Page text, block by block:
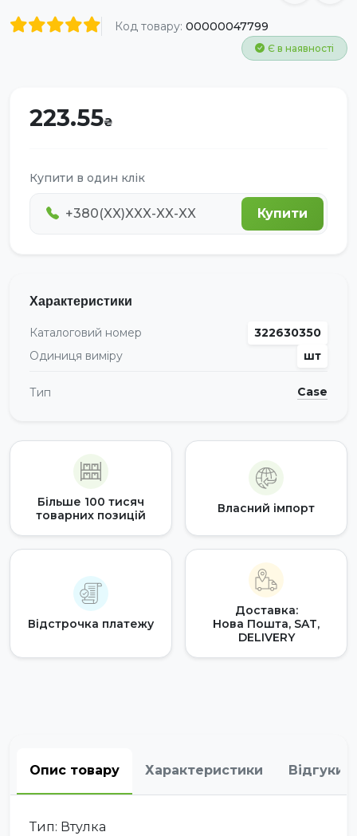
Код товару: 00000047799
Є в наявності
223.55
Купити в один клік
Купити
Характеристики
Каталоговий номер
322630350
Одиниця виміру
шт
Тип Case
Більше 100 тисяч
товарних позицій
Власний імпорт
Відстрочка платежу
Доставка:
Нова Пошта, SAT,
DELIVERY
Опис товару Характеристики Відгуки
Тип: Втулка